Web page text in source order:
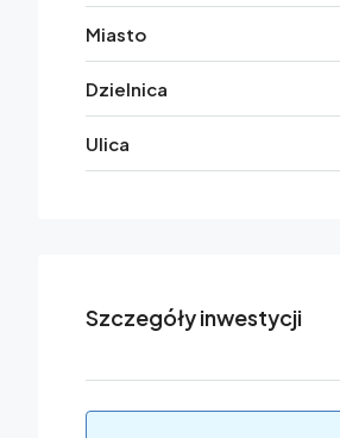
Miasto
Dzielnica
Ulica
Szczegóły inwestycji